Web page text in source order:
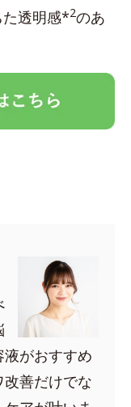
透明感*2のあ
がおすすめ
改善だけでな